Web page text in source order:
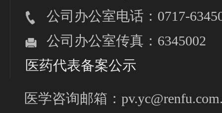
公司办公室电话：0717-
公司办公室传真：6345002
医药代表备案公示
医学咨询邮箱：